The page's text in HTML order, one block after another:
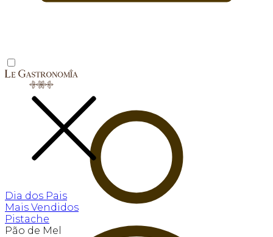
Dia dos Pais
Mais Vendidos
Pistache
Pão de Mel